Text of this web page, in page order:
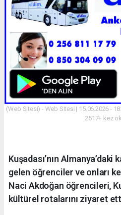
(Web Sitesi) - Web Sitesi | 15.06.2026 -
2517+ kez
Kuşadası’nın Almanya’daki
gelen öğrenciler ve onları
Naci Akdoğan öğrencileri,
kültürel rotalarını ziyaret